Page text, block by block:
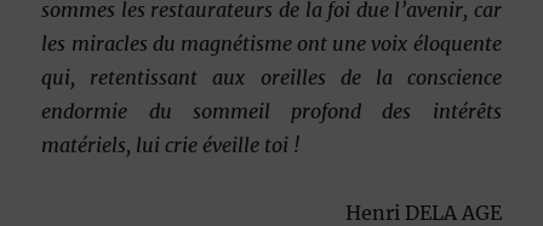
sommes les restaurateurs de la foi due l’avenir, car
les miracles du magnétisme ont une voix éloquente
qui, retentissant aux oreilles de la conscience
endormie du sommeil profond des intérêts
matériels, lui crie éveille toi !
Henri DELA AGE